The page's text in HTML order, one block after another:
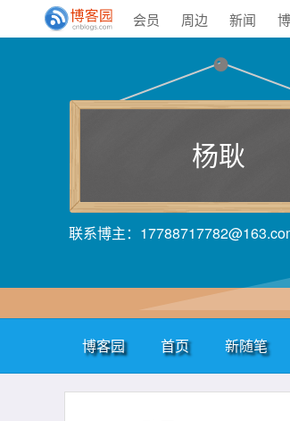
会员 周边 新闻
杨耿
联系博主：
博客园 首页 新随笔